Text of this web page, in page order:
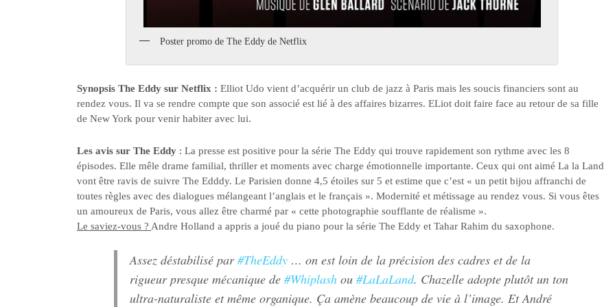
Poster promo de The Eddy de Netflix
Synopsis The Eddy sur Netflix : Elliot Udo vient d’acquérir un club de jazz à Paris mais les soucis financiers sont au
rendez vous. Il va se rendre compte que son associé est lié à des affaires bizarres. ELiot doit faire face au retour de sa fille
de New York pour venir habiter avec lui.
Les avis sur The Eddy : La presse est positive pour la série The Eddy qui trouve rapidement son rythme avec les 8
épisodes. Elle mêle drame familial, thriller et moments avec charge émotionnelle importante. Ceux qui ont aimé La la Land
vont être ravis de suivre The Edddy. Le Parisien donne 4,5 étoiles sur 5 et estime que c’est « un petit bijou affranchi de
toutes règles avec des dialogues mélangeant l’anglais et le français ». Modernité et métissage au rendez vous. Si vous êtes
un amoureux de Paris, vous allez être charmé par « cette photographie soufflante de réalisme ».
Le saviez-vous ? Andre Holland a appris a joué du piano pour la série The Eddy et Tahar Rahim du saxophone.
Assez déstabilisé par#TheEddy … on est loin de la précision des cadres et de la
rigueur presque mécanique de #Whiplash ou #LaLaLand. Chazelle adopte plutôt un ton
ultra-naturaliste et même organique. Ça amène beaucoup de vie à l’image. Et André